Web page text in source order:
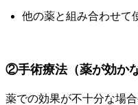
他の薬と組み合わせて
②手術療法（薬が効か
薬での効果が不十分な場